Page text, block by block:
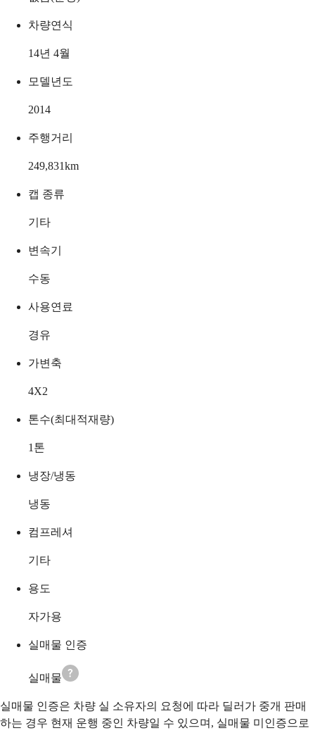
차량연식
14년 4월
모델년도
2014
주행거리
249,831km
캡 종류
기타
변속기
수동
사용연료
경유
가변축
4X2
톤수(최대적재량)
1 톤
냉장/냉동
냉동
컴프레셔
기타
용도
자가용
실매물 인증
실매물
실매물 인증은 차량 실 소유자의 요청에 따라 딜러가 중개 판매
하는 경우 현재 운행 중인 차량일 수 있으며, 실매물 미인증으로